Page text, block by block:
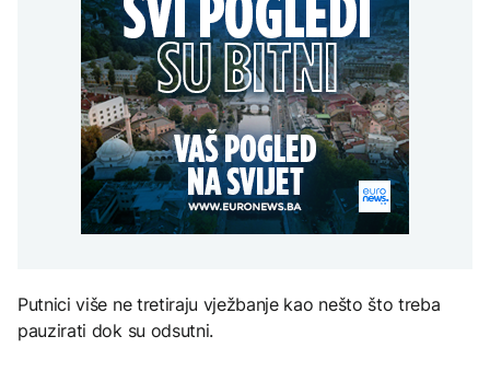
aktivan, gust dim
otežava gašenje iz zraka
AKTUELNO
Požar kod Konjica i dalje
aktivan, gust dim
otežava gašenje iz zraka
Grčka dronovima
kontrolisala više od 300
plaža zbog nelegalnog
zauzimanja obale
Španija postavila
ultimatum Italiji da ukine
granične kontrole
FOKUS
Amerikanci
upozoravaju: Putin bi
mogao testirati NATO
ograničenim napadom,
djece moraju platiti 942
miliona dolara
KULTURA
Rat i pijesak prijete
drevnim piramidama
Meroe u Sudanu
Rihanna radi na novom
albumu
Putnici više ne tretiraju vježbanje kao nešto što treba
pauzirati dok su odsutni.